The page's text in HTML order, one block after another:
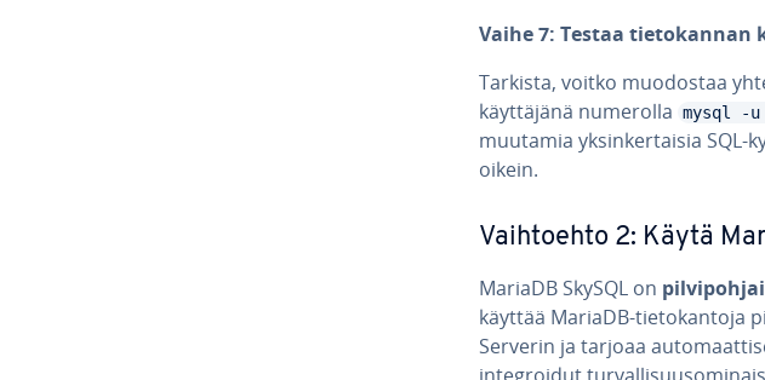
Vaihe 7: Testaa tie­to­kan­nan
Tarkista, voitko muodostaa
käyt­tä­jä­nä numerolla mysql -
muutamia yk­sin­ker­tai­sia SQL-
oikein.
Vaih­toeh­to 2: Käytä
MariaDB SkySQL on
käyttää MariaDB-tie­to­kan­to­ja
Serverin ja tarjoaa